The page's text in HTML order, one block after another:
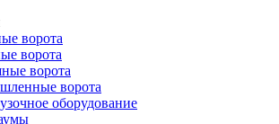
ворота
ворота
ворота
ворота
оборудование